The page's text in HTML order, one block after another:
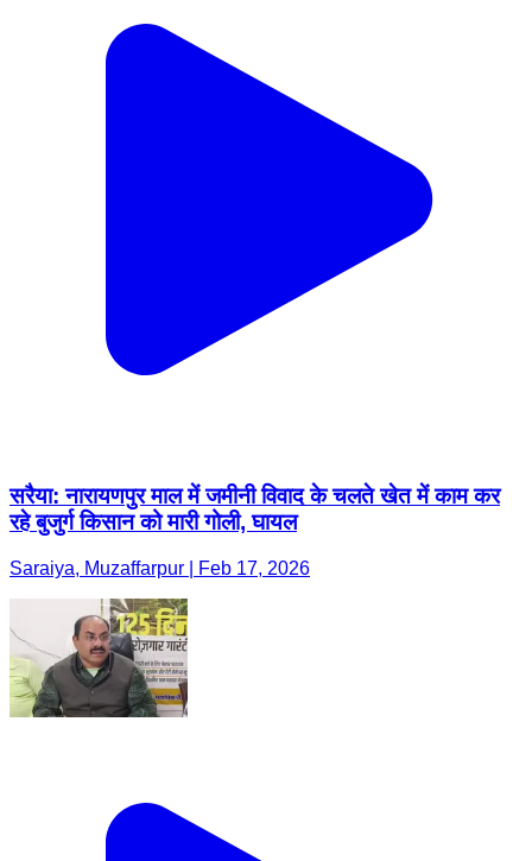
सरैया: नारायणपुर माल में जमीनी विवाद के चलते खेत में काम कर
रहे बुजुर्ग किसान को मारी गोली, घायल
Saraiya, Muzaffarpur | Feb 17, 2026